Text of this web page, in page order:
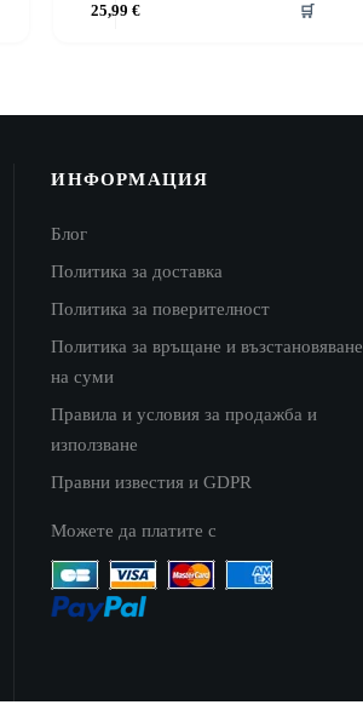
25,99€ 🛒
ИНФОРМАЦИЯ
Блог
Политика за доставка
Политика за поверителност
Политика за връщане и възстановяване
на суми
Правила и условия за продажба и
използване
Правни известия и GDPR
Можете да платите с